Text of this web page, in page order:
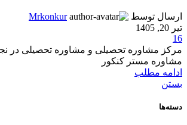
ارسال توسط
Mrkonkur
تیر 20, 1405
16
مرکز مشاوره تحصیلی و مشاوره تحصیلی در
مشاوره مستر کنکور
ادامه مطلب
بستن
دسته‌ها